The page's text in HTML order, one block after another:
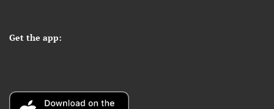
Get the app: